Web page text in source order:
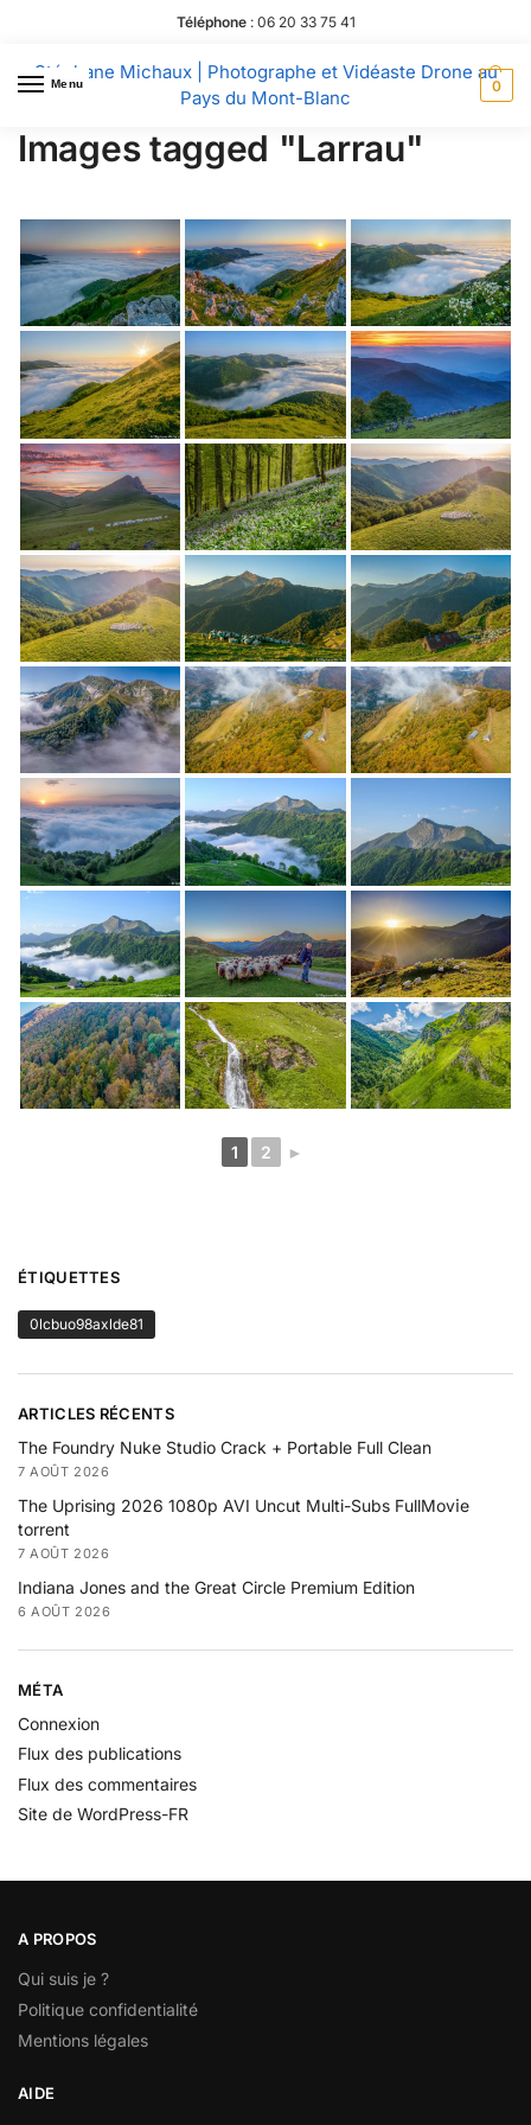
Téléphone: 06 20 33 75 41
Menu
Stéphane Michaux | Photographe et Vidéaste Drone au
Pays du Mont-Blanc
0
Images tagged "Larrau"
1 2 ►
ÉTIQUETTES
0lcbuo98axlde81
ARTICLES RÉCENTS
The Foundry Nuke Studio Crack + Portable Full Clean
7 AOÛT 2026
The Uprising 2026 1080p AVI Uncut Multi-Subs FullMov𝗂e
torrent
7 AOÛT 2026
Indiana Jones and the Great Circle Premium Edition
6 AOÛT 2026
MÉTA
Connexion
Flux des publications
Flux des commentaires
Site de WordPress-FR
A PROPOS
Qui suis je ?
Politique confidentialité
Mentions légales
AIDE